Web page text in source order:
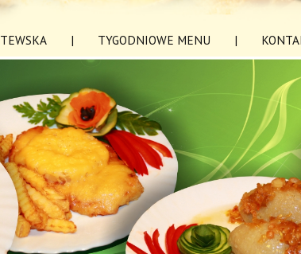
| TYGODNIOWE MENU |